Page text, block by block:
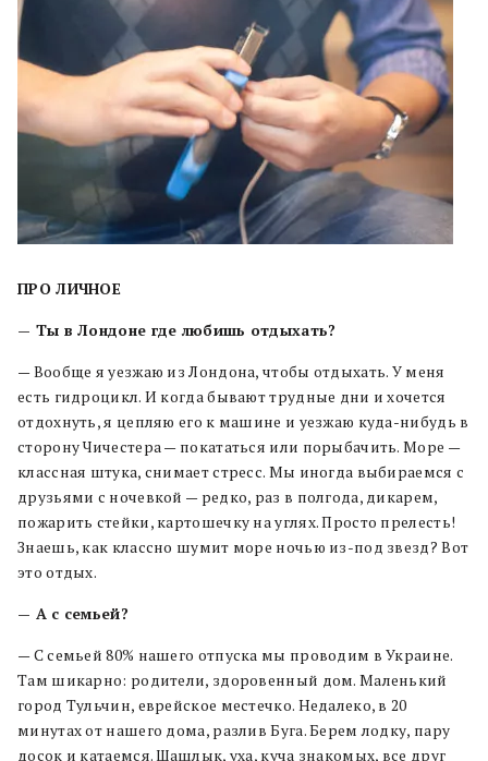
ПРО ЛИЧНОЕ
— Ты в Лондоне где любишь отдыхать?
— Вообще я уезжаю из Лондона, чтобы отдыхать. У меня
есть гидроцикл. И когда бывают трудные дни и хочется
отдохнуть, я цепляю его к машине и уезжаю куда-нибудь в
сторону Чичестера — покататься или порыбачить. Море —
классная штука, снимает стресс. Мы иногда выбираемся с
друзьями с ночевкой — редко, раз в полгода, дикарем,
пожарить стейки, картошечку на углях. Просто прелесть!
Знаешь, как классно шумит море ночью из-под звезд? Вот
это отдых.
— А с семьей?
— С семьей 80% нашего отпуска мы проводим в Украине.
Там шикарно: родители, здоровенный дом. Маленький
город Тульчин, еврейское местечко. Недалеко, в 20
минутах от нашего дома, разлив Буга. Берем лодку, пару
досок и катаемся. Шашлык, уха, куча знакомых, все друг